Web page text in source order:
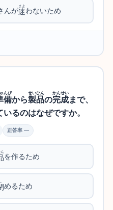
んが迷
まよ
わないため
備
んび
から製品
せいひん
の完成
かんせい
まで、
るのはなぜですか。
正答率 —
を作るため
し
めるため